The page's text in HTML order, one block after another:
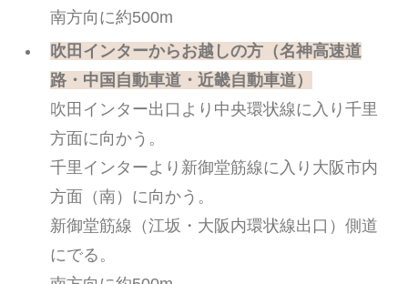
南方向に約500m
吹田インターからお越しの方（名神高速道
路・中国自動車道・近畿自動車道）
吹田インター出口より中央環状線に入り千里
方面に向かう。
千里インターより新御堂筋線に入り大阪市内
方面（南）に向かう。
新御堂筋線（江坂・大阪内環状線出口）側道
にでる。